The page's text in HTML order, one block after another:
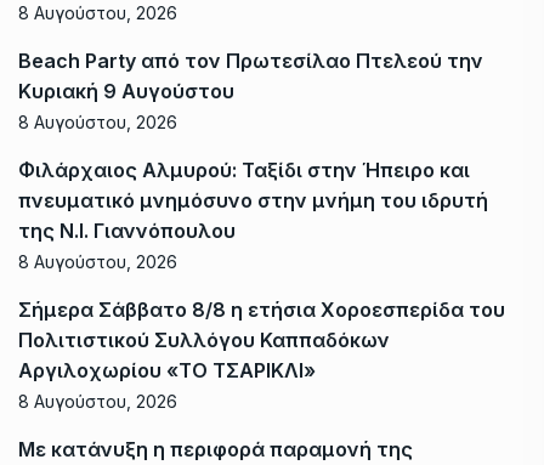
8 Αυγούστου, 2026
Beach Party από τον Πρωτεσίλαο Πτελεού την
Κυριακή 9 Αυγούστου
8 Αυγούστου, 2026
Φιλάρχαιος Αλμυρού: Ταξίδι στην Ήπειρο και
πνευματικό μνημόσυνο στην μνήμη του ιδρυτή
της Ν.Ι. Γιαννόπουλου
8 Αυγούστου, 2026
Σήμερα Σάββατο 8/8 η ετήσια Χοροεσπερίδα του
Πολιτιστικού Συλλόγου Καππαδόκων
Αργιλοχωρίου «ΤΟ ΤΣΑΡΙΚΛΙ»
8 Αυγούστου, 2026
Με κατάνυξη η περιφορά παραμονή της